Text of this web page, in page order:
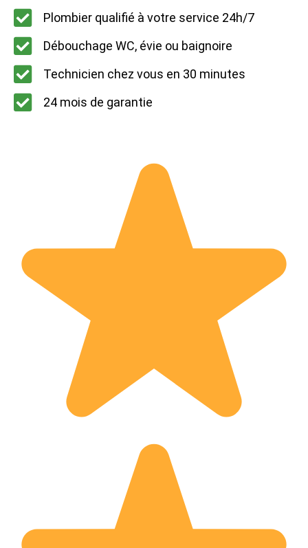
Plombier qualifié à votre service 24h/7
Débouchage WC, évie ou baignoire
Technicien chez vous en 30 minutes
24 mois de garantie